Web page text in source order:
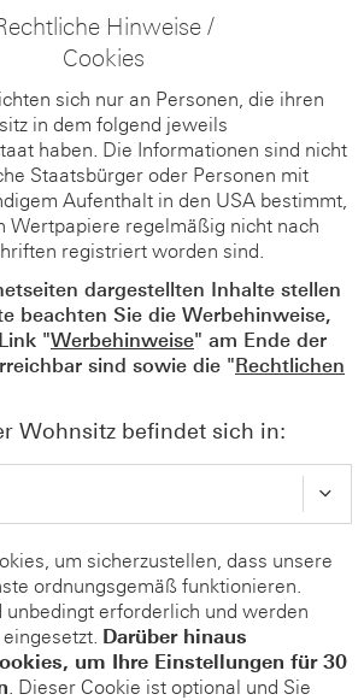
Hinweise /
Cookies
sich nur an Personen, die ihren
in dem folgend jeweils
haben. Die Informationen sind nicht
Staatsbürger oder Personen mit
Aufenthalt in den USA bestimmt,
Wertpapiere regelmäßig nicht nach
registriert worden sind.
dargestellten Inhalte stellen
beachten Sie die Werbehinweise,
"Werbehinweise" am Ende der
sind sowie die "Rechtlichen
Wohnsitz befindet sich in:
um sicherzustellen, dass unsere
ordnungsgemäß funktionieren.
unbedingt erforderlich und werden
Darüber hinaus
um Ihre Einstellungen für 30
. Dieser Cookie ist optional und Sie